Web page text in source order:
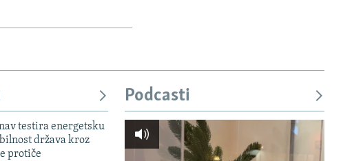
testira energetsku
država kroz
protiče
Podcasti